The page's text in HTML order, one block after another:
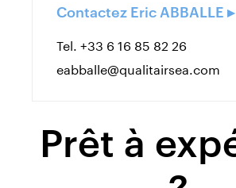
Contactez Eric ABBALLE ▸
Tel. +33 6 16 85 82 26
eabballe@qualitairsea.com
Prêt à